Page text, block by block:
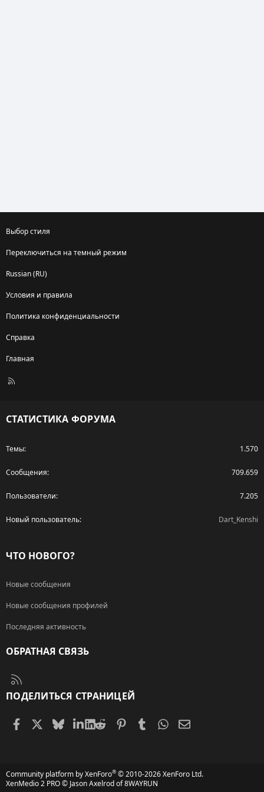
Выбор стиля
Переключиться на темный режим
Russian (RU)
Условия и правила
Политика конфиденциальности
Справка
Главная
R
СТАТИСТИКА ФОРУМА
Темы 1.570
Сообщения 709.659
Пользователи 7.205
Новый пользователь Dart_Kenshi
ЧТО НОВОГО?
Новые сообщения
Новые сообщения профилей
Последняя активность
ОБРАТНАЯ СВЯЗЬ
ПОДЕЛИТЬСЯ СТРАНИЦЕЙ
FacebookX (Twitter)
BlueskyLinkedIn
Reddit PinterestTumblr WhatsAppЭлектронная
Community platform by XenForo® © 2010-2026 XenForo Ltd.
XenMedio 2 PRO© Jason Axelrod of8WAYRUN